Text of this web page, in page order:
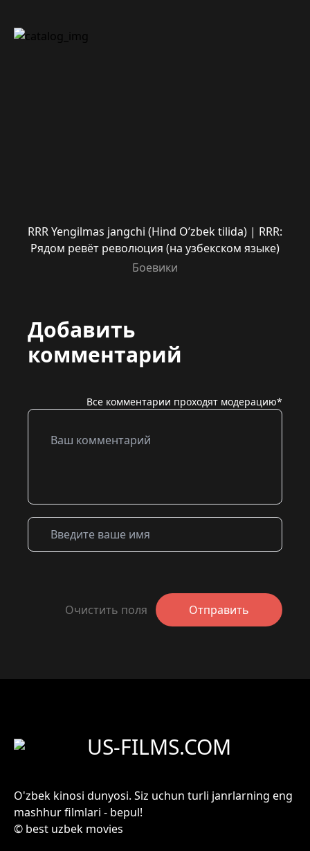
RRR Yengilmas jangchi (Hind O’zbek tilida) | RRR:
Рядом ревёт революция (на узбекском языке)
Боевики
Добавить
комментарий
Все комментарии проходят модерацию*
Очистить поля Отправить
US-FILMS.COM
O'zbek kinosi dunyosi. Siz uchun turli janrlarning eng
mashhur filmlari - bepul!
© best uzbek movies